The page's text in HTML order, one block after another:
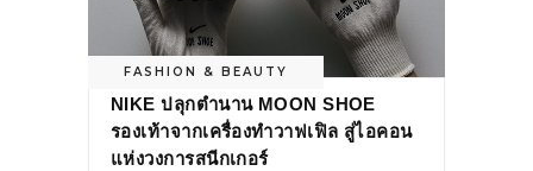
FASHION & BEAUTY
NIKE ปลุกตำนาน MOON SHOE
รองเท้าจากเครื่องทำวาฟเฟิล สู่ไอคอน
แห่งวงการสนีกเกอร์